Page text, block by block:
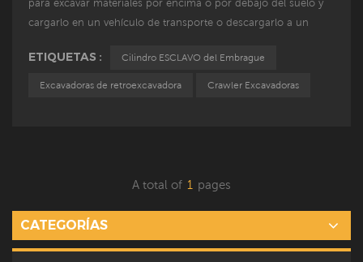
para excavar materiales por encima o por debajo del suelo y
cargarlo en un vehículo de transporte o descargarlo a un
principalmente el suelo, el carbón, el limo y el pre-suelto suelo
y rocas. Desde la perspectiva del desarrollo de la maquinaria
ETIQUETAS : Cilindro ESCLAVO del Embrague
Excavadoras de retroexcavadora Crawler Excavadoras
A total of 1 pages
CATEGORÍAS